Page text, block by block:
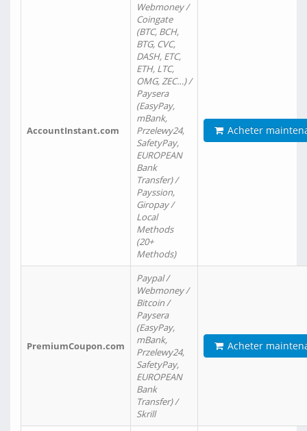
AccountInstant.com
Webmoney /
Coingate
(BTC, BCH,
BTG, CVC,
DASH, ETC,
ETH, LTC,
OMG, ZEC…) /
Paysera
(EasyPay,
mBank,
Przelewy24,
SafetyPay,
EUROPEAN
Bank
Transfer) /
Payssion,
Giropay /
Local
Methods
(20+
Methods)
Acheter
PremiumCoupon.com
Paypal /
Webmoney /
Bitcoin /
Paysera
(EasyPay,
mBank,
Przelewy24,
SafetyPay,
EUROPEAN
Bank
Transfer) /
Skrill
Acheter